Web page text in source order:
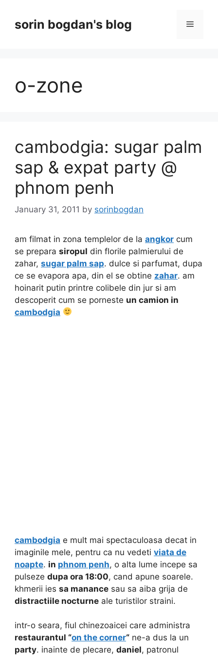
contentsorin bogdan's blog Menu
o-zone
cambodgia: sugar palm
sap & expat party @
phnom penh
January 31, 2011 by sorinbogdan
am filmat in zona templelor de la angkor cum
se prepara siropul din florile palmierului de
zahar, sugar palm sap. dulce si parfumat, dupa
ce se evapora apa, din el se obtine zahar. am
hoinarit putin printre colibele din jur si am
descoperit cum se porneste un camion in
cambodgia
cambodgia e mult mai spectaculoasa decat in
imaginile mele, pentru ca nu vedeti viata de
noapte. in phnom penh, o alta lume incepe sa
pulseze dupa ora 18:00, cand apune soarele.
khmerii ies sa manance sau sa aiba grija de
distractiile nocturne ale turistilor straini.
intr-o seara, fiul chinezoaicei care administra
restaurantul “on the corner“ ne-a dus la un
party. inainte de plecare, daniel, patronul